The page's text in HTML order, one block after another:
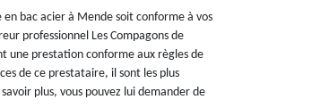
bac acier à Mende soit conforme à vos
professionnel Les Compagons de
une prestation conforme aux règles de
de ce prestataire, il sont les plus
plus, vous pouvez lui demander de